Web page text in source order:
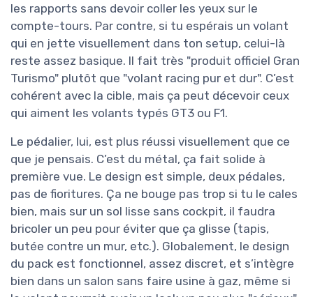
les rapports sans devoir coller les yeux sur le
compte-tours. Par contre, si tu espérais un volant
qui en jette visuellement dans ton setup, celui-là
reste assez basique. Il fait très "produit officiel Gran
Turismo" plutôt que "volant racing pur et dur". C’est
cohérent avec la cible, mais ça peut décevoir ceux
qui aiment les volants typés GT3 ou F1.
Le pédalier, lui, est plus réussi visuellement que ce
que je pensais. C’est du métal, ça fait solide à
première vue. Le design est simple, deux pédales,
pas de fioritures. Ça ne bouge pas trop si tu le cales
bien, mais sur un sol lisse sans cockpit, il faudra
bricoler un peu pour éviter que ça glisse (tapis,
butée contre un mur, etc.). Globalement, le design
du pack est fonctionnel, assez discret, et s’intègre
bien dans un salon sans faire usine à gaz, même si